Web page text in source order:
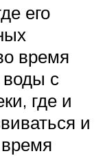
его
время
с
где и
и